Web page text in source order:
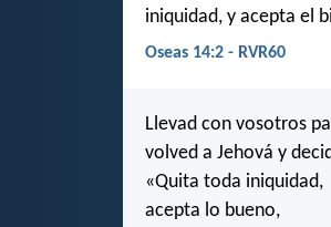
iniquidad, y acepta el
Oseas 14:2 - RVR60
Llevad con vosotros
volved a Jehová y
«Quita toda iniquidad,
acepta lo bueno,